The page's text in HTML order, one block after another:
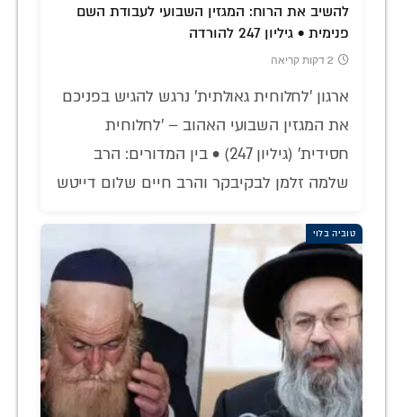
להשיב את הרוח: המגזין השבועי לעבודת השם
פנימית • גיליון 247 להורדה
2 דקות קריאה
ארגון 'לחלוחית גאולתית' נרגש להגיש בפניכם
את המגזין השבועי האהוב – 'לחלוחית
חסידית' (גיליון 247) • בין המדורים: הרב
שלמה זלמן לבקיבקר והרב חיים שלום דייטש
טוביה בלוי